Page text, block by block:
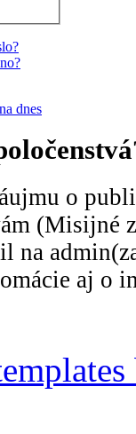
o
(Misijné
na
aj o